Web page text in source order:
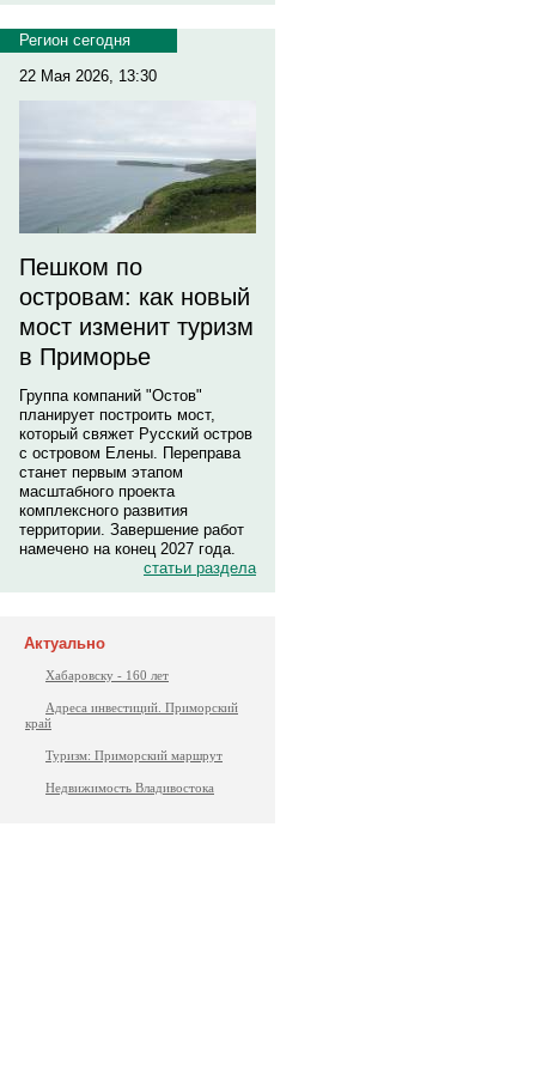
Регион сегодня
22 Мая 2026, 13:30
Пешком по
островам: как новый
мост изменит туризм
в Приморье
Группа компаний "Остов"
планирует построить мост,
который свяжет Русский остров
с островом Елены. Переправа
станет первым этапом
масштабного проекта
комплексного развития
территории. Завершение работ
намечено на конец 2027 года.
статьи раздела
Актуально
Хабаровску - 160 лет
Адреса инвестиций. Приморский
край
Туризм: Приморский маршрут
Недвижимость Владивостока